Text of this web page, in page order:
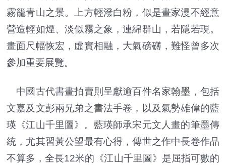
霧籠青山之景。上方輕潑白粉，似是畫家漫不經意
營造輕如煙、淡似霧之象，連綿群山，若隱若現。
畫面尺幅恢宏，虛實相融，大氣磅礴，難怪曾多次
參加重要展覽。
中國古代書畫拍賣則呈獻逾百件名家翰墨，包括
文嘉及文彭兩兄弟之書法手卷，以及氣勢雄偉的藍
瑛《江山千里圖》。藍瑛師承宋元文人畫的筆墨傳
統，尤其習黃公望最有心得，傳世之作中長卷作品
不算多，全長12米的《江山千里圖》是屈指可數的